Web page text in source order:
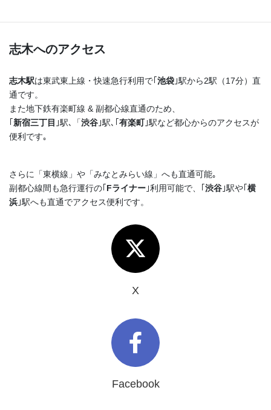
志木へのアクセス
志木駅は東武東上線・快速急行利用で｢ 池袋 ｣駅から2駅（17分）直
通です。
また地下鉄有楽町線 & 副都心線直通のため、
新宿三丁目 ｣駅､「渋谷 ｣駅､｢ 有楽町｣駅など都心からのアクセスが
便利です｡
さらに「東横線」や「みなとみらい線」へも直通可能｡
副都心線間も急行運行の｢ Fライナー ｣利用可能で、｢ 渋谷 ｣駅や｢ 横
浜 ｣駅へも直通でアクセス便利です。
X
Facebook